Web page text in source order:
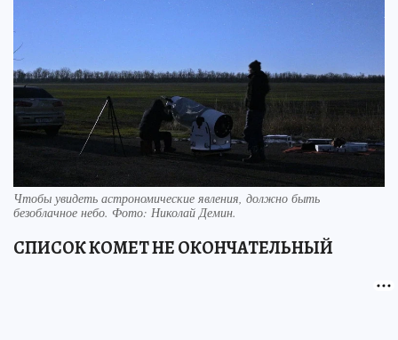
Чтобы увидеть астрономические явления, должно быть
безоблачное небо. Фото: Николай Демин.
СПИСОК КОМЕТ НЕ ОКОНЧАТЕЛЬНЫЙ